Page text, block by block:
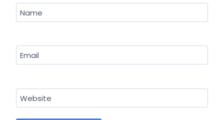
Name
Email
Website